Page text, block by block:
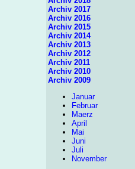
Archiv 2017
Archiv 2016
Archiv 2015
Archiv 2014
Archiv 2013
Archiv 2012
Archiv 2011
Archiv 2010
Archiv 2009
Januar
Februar
Maerz
April
Mai
Juni
Juli
November